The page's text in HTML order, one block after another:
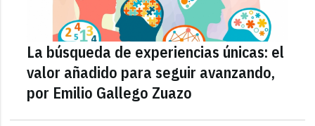
La búsqueda de experiencias únicas: el
valor añadido para seguir avanzando,
por Emilio Gallego Zuazo